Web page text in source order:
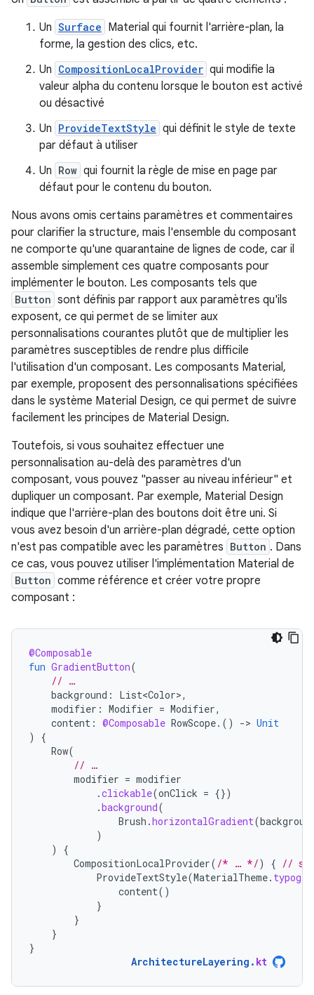
Un Surface Material qui fournit l'arrière-plan, la
forme, la gestion des clics, etc.
Un CompositionLocalProvider qui modifie la
valeur alpha du contenu lorsque le bouton est activé
ou désactivé
Un ProvideTextStyle qui définit le style de texte
par défaut à utiliser
Un Row qui fournit la règle de mise en page par
défaut pour le contenu du bouton.
Nous avons omis certains paramètres et commentaires
pour clarifier la structure, mais l'ensemble du composant
ne comporte qu'une quarantaine de lignes de code, car il
assemble simplement ces quatre composants pour
implémenter le bouton. Les composants tels que
Button sont définis par rapport aux paramètres qu'ils
exposent, ce qui permet de se limiter aux
personnalisations courantes plutôt que de multiplier les
paramètres susceptibles de rendre plus difficile
l'utilisation d'un composant. Les composants Material,
par exemple, proposent des personnalisations spécifiées
dans le système Material Design, ce qui permet de suivre
facilement les principes de Material Design.
Toutefois, si vous souhaitez effectuer une
personnalisation au-delà des paramètres d'un
composant, vous pouvez "passer au niveau inférieur" et
dupliquer un composant. Par exemple, Material Design
indique que l'arrière-plan des boutons doit être uni. Si
vous avez besoin d'un arrière-plan dégradé, cette option
n'est pas compatible avec les paramètres Button . Dans
ce cas, vous pouvez utiliser l'implémentation Material de
Button comme référence et créer votre propre
composant :
@Composable
fun GradientButton(
// …
background : List<Color>,
modifier : Modifier = Modifier,
content : @Composable RowScope.() -> Unit
)
{
Row(
// …
modifier = modifier
.clickable(onClick = {})
.background(
Brush .horizontalGradient(
)
)
{
CompositionLocalProvider( /* … */) { // set
ProvideTextStyle(MaterialTheme.
content()
}
}
}
}
ArchitectureLayering . kt